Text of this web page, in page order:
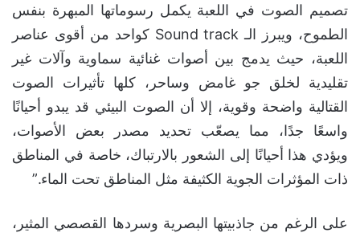
تصميم الصوت في اللعبة يكمل رسوماتها المبهرة بنفس
الطموح، ويبرز الـ Sound track كواحد من أقوى عناصر
اللعبة، حيث يدمج بين أصوات غنائية سماوية وآلات غير
تقليدية لخلق جو غامض وساحر، كلها تأثيرات الصوت
القتالية واضحة وقوية، إلا أن الصوت البيئي قد يبدو أحيانًا
واسعًا جدًا، مما يصعّب تحديد مصدر بعض الأصوات،
ويؤدي هذا أحيانًا إلى الشعور بالارتباك، خاصة في المناطق
ذات المؤثرات الجوية الكثيفة مثل المناطق تحت الماء.”
على الرغم من جاذبيتها البصرية وسردها القصصي المثير،